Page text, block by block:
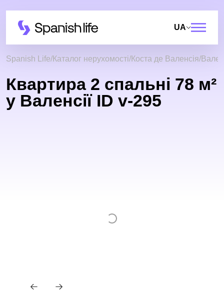
UA
Spanish Life Каталог нерухомості Коста де Валенсія
Квартира 2 спальні 78 м²
у Валенсії ID v-295